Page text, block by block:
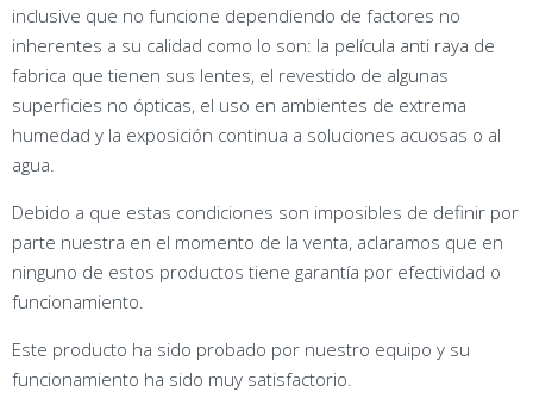
inclusive que no funcione dependiendo de factores no
inherentes a su calidad como lo son: la película anti raya de
fabrica que tienen sus lentes, el revestido de algunas
superficies no ópticas, el uso en ambientes de extrema
humedad y la exposición continua a soluciones acuosas o al
agua.
Debido a que estas condiciones son imposibles de definir por
parte nuestra en el momento de la venta, aclaramos que en
ninguno de estos productos tiene garantía por efectividad o
funcionamiento.
Este producto ha sido probado por nuestro equipo y su
funcionamiento ha sido muy satisfactorio.